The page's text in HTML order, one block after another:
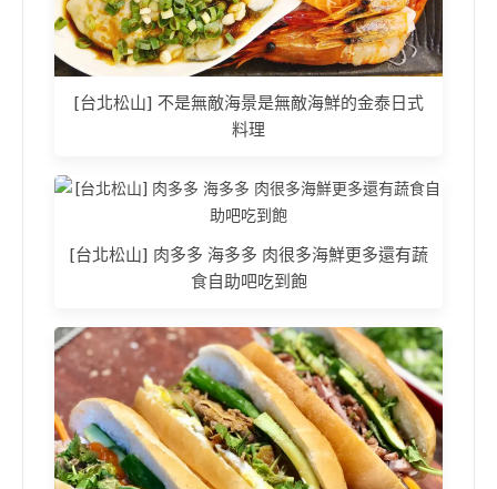
[台北松山] 不是無敵海景是無敵海鮮的金泰日式
料理
[台北松山] 肉多多 海多多 肉很多海鮮更多還有蔬
食自助吧吃到飽